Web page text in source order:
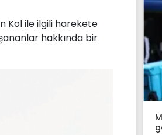
Kol ile ilgili harekete
hakkında bir